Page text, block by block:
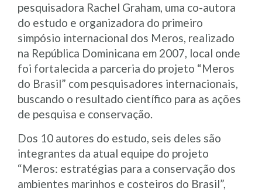
pesquisadora Rachel Graham, uma co-autora
do estudo e organizadora do primeiro
simpósio internacional dos Meros, realizado
na República Dominicana em 2007, local onde
foi fortalecida a parceria do projeto “Meros
do Brasil” com pesquisadores internacionais,
buscando o resultado científico para as ações
de pesquisa e conservação.
Dos 10 autores do estudo, seis deles são
integrantes da atual equipe do projeto
“Meros: estratégias para a conservação dos
ambientes marinhos e costeiros do Brasil”,